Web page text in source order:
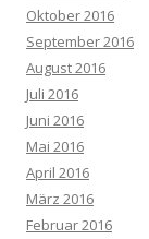
Oktober 2016
September 2016
August 2016
Juli 2016
Juni 2016
Mai 2016
April 2016
März 2016
Februar 2016